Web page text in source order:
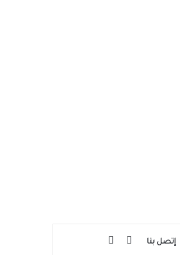
إتصل بنا إضافة عمود جانبي